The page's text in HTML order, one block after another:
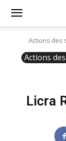
Licra
Antiraciste
Actions des
Actions
Licra